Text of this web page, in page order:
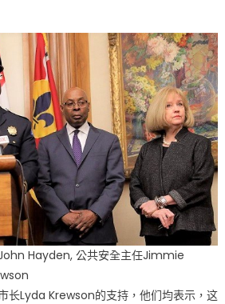
Hayden, 公共安全主任Jimmie
长Lyda Krewson的支持，他们均表示，这